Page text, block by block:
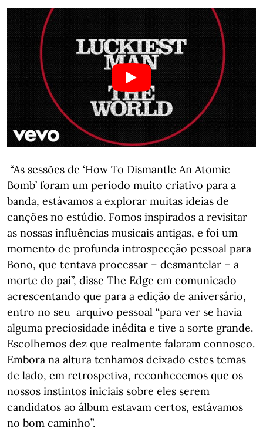
“As sessões de ‘How To Dismantle An Atomic
Bomb’ foram um período muito criativo para a
banda, estávamos a explorar muitas ideias de
canções no estúdio. Fomos inspirados a revisitar
as nossas influências musicais antigas, e foi um
momento de profunda introspecção pessoal para
Bono, que tentava processar – desmantelar – a
morte do pai”, disse The Edge em comunicado
acrescentando que para a edição de aniversário,
entro no seu arquivo pessoal “para ver se havia
alguma preciosidade inédita e tive a sorte grande.
Escolhemos dez que realmente falaram connosco.
Embora na altura tenhamos deixado estes temas
de lado, em retrospetiva, reconhecemos que os
nossos instintos iniciais sobre eles serem
candidatos ao álbum estavam certos, estávamos
no bom caminho”.